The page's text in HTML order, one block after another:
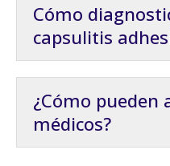
Cómo
capsulitis
¿Cómo pueden
médicos?